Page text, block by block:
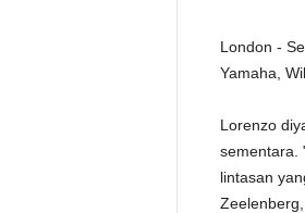
London -
Yamaha,
Lorenzo
sementara.
lintasan